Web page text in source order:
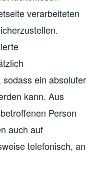
verarbeiteten
ein absoluter
kann. Aus
Person
auch auf
telefonisch, an